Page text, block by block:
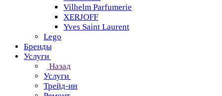
Vilhelm Parfumerie
XERJOFF
Yves Saint Laurent
Lego
Бренды
Услуги
Назад
Услуги
Трейд-ин